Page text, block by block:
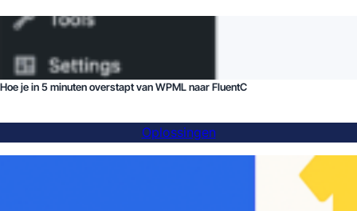
Hoe je in 5 minuten overstapt van WPML naar FluentC
Oplossingen